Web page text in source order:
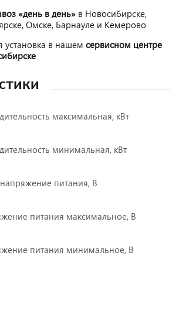
«день в день» в Новосибирске,
Омске, Барнауле и Кемерово
установка в нашем сервисном центре
максимальная, кВт
минимальная, кВт
питания, В
питания максимальное, В
питания минимальное, В